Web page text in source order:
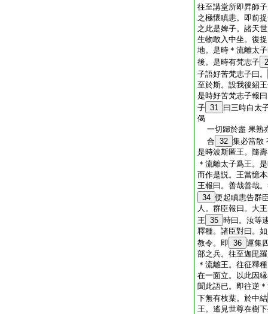
往至講堂所即昇師
之極懷瞋恚。即前
之此是婢子。諸天
生物敢入中坐。復
地。是時＊流離太
後。是時有梵志子
子語好苦梵志子曰。
至於斯。設我後紹
是時好苦梵志子報
子 31 曰三時白太
偈
一切歸於盡 果熟
合 32 集必當散
是時波斯匿王。隨
＊流離太子爲王。
而作是説。王當憶
王報曰。善哉善哉
34 便起瞋恚告群
人。群臣報曰。大
王 35 時曰。汝等
釋種。諸臣對曰。
教令。即 36 運集
部之兵。往至迦毘
＊流離王。往征釋
在一面立。以此因
聞此語已。即往逆
下無有枝葉。於中結
王。遙見世尊在樹